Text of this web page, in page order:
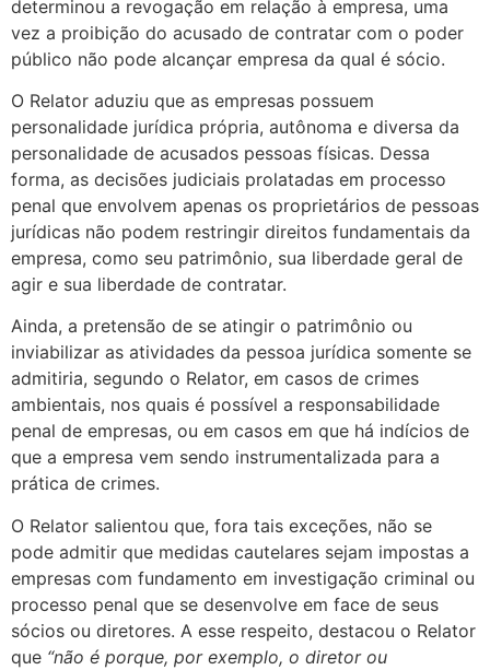
determinou a revogação em relação à empresa, uma
vez a proibição do acusado de contratar com o poder
público não pode alcançar empresa da qual é sócio.
O Relator aduziu que as empresas possuem
personalidade jurídica própria, autônoma e diversa da
personalidade de acusados pessoas físicas. Dessa
forma, as decisões judiciais prolatadas em processo
penal que envolvem apenas os proprietários de pessoas
jurídicas não podem restringir direitos fundamentais da
empresa, como seu patrimônio, sua liberdade geral de
agir e sua liberdade de contratar.
Ainda, a pretensão de se atingir o patrimônio ou
inviabilizar as atividades da pessoa jurídica somente se
admitiria, segundo o Relator, em casos de crimes
ambientais, nos quais é possível a responsabilidade
penal de empresas, ou em casos em que há indícios de
que a empresa vem sendo instrumentalizada para a
prática de crimes.
O Relator salientou que, fora tais exceções, não se
pode admitir que medidas cautelares sejam impostas a
empresas com fundamento em investigação criminal ou
processo penal que se desenvolve em face de seus
sócios ou diretores. A esse respeito, destacou o Relator
que “não é porque, por exemplo, o diretor ou